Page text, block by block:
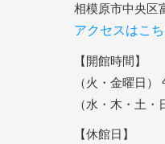
さがみはら市民
【住所】
〒252-0236
相模原市中央